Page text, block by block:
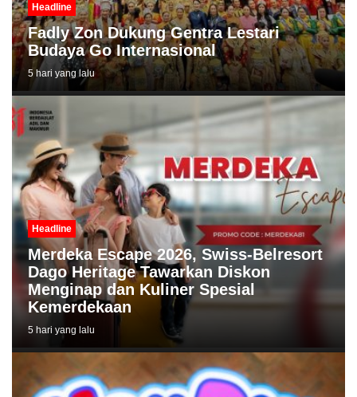
Headline
Fadly Zon Dukung Gentra Lestari
Budaya Go Internasional
5 hari yang lalu
Headline
Merdeka Escape 2026, Swiss-Belresort
Dago Heritage Tawarkan Diskon
Menginap dan Kuliner Spesial
Kemerdekaan
5 hari yang lalu